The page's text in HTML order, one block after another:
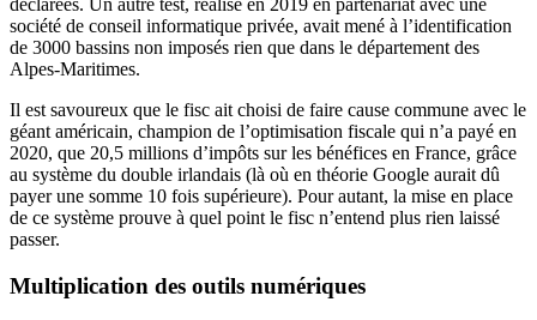
déclarées. Un autre test, réalisé en 2019 en partenariat avec une
société de conseil informatique privée, avait mené à l’identification
de 3000 bassins non imposés rien que dans le département des
Alpes-Maritimes.
Il est savoureux que le fisc ait choisi de faire cause commune avec le
géant américain, champion de l’optimisation fiscale qui n’a payé en
2020, que 20,5 millions d’impôts sur les bénéfices en France, grâce
au système du double irlandais (là où en théorie Google aurait dû
payer une somme 10 fois supérieure). Pour autant, la mise en place
de ce système prouve à quel point le fisc n’entend plus rien laissé
passer.
Multiplication des outils numériques